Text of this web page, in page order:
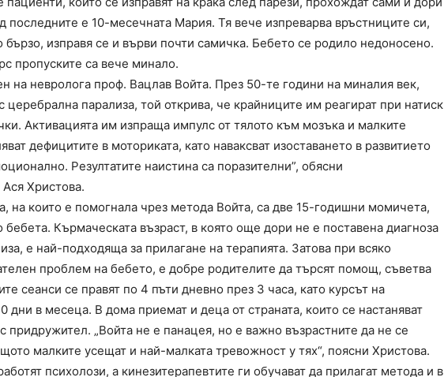
последните е 10-месечната Мария. Тя вече изпреварва връстниците си,
бързо, изправя се и върви почти самичка. Бебето се родило недоносено.
пропуските са вече минало.
на невролога проф. Вацлав Войта. През 50-те години на миналия век,
церебрална парализа, той открива, че крайниците им реагират при натиск
Активацията им изпраща импулс от тялото към мозъка и малките
дефицитите в моториката, като наваксват изоставането в развитието
Резултатите наистина са поразителни”, обясни
Христова.
на които е помогнала чрез метода Войта, са две 15-годишни момичета,
бебета. Кърмаческата възраст, в която още дори не е поставена диагноза
е най-подходяща за прилагане на терапията. Затова при всяко
проблем на бебето, е добре родителите да търсят помощ, съветва
сеанси се правят по 4 пъти дневно през 3 часа, като курсът на
дни в месеца. В дома приемат и деца от страната, които се настаняват
придружител. „Войта не е панацея, но е важно възрастните да не се
малките усещат и най-малката тревожност у тях“, поясни Христова.
психолози, а кинезитерапевтите ги обучават да прилагат метода и в